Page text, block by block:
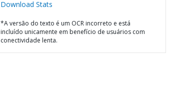
Download Stats
*A versão do texto é um OCR incorreto e está
incluído unicamente em benefício de usuários com
conectividade lenta.